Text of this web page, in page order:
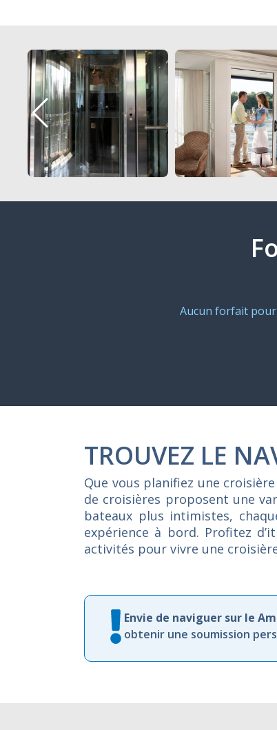
Aucun forfait
TROUVEZ LE
Que vous planifiez une
de croisières proposent une
bateaux plus intimistes,
expérience à bord. Profitez
activités pour vivre une
Envie de naviguer sur le
obtenir une soumission